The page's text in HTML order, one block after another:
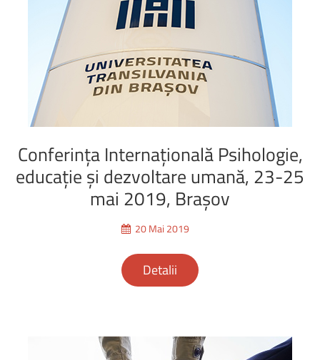
Conferinţa Internaţională Psihologie,
educaţieşi dezvoltare umană, 23-25
mai 2019, Braşov
20 Mai 2019
Detalii